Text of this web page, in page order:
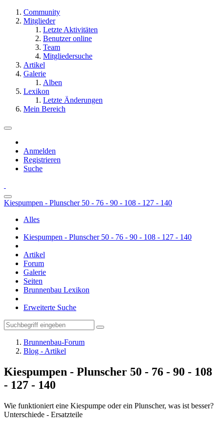
Community
Mitglieder
Letzte Aktivitäten
Benutzer online
Team
Mitgliedersuche
Artikel
Galerie
Alben
Lexikon
Letzte Änderungen
Mein Bereich
Anmelden
Registrieren
Suche
Kiespumpen - Plunscher 50 - 76 - 90 - 108 - 127 - 140
Alles
Kiespumpen - Plunscher 50 - 76 - 90 - 108 - 127 - 140
Artikel
Forum
Galerie
Seiten
Brunnenbau Lexikon
Erweiterte Suche
Brunnenbau-Forum
Blog - Artikel
Kiespumpen - Plunscher 50 - 76 - 90 - 108
- 127 - 140
Wie funktioniert eine Kiespumpe oder ein Plunscher, was ist besser?
Unterschiede - Ersatzteile